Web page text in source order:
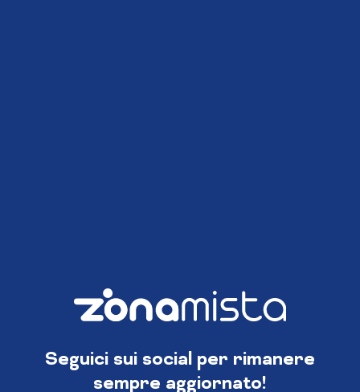
Seguici sui social per rimanere
sempre aggiornato!